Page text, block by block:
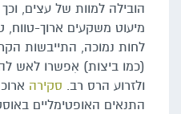
הובילה למוות של עצים,
מיעוט משקעים ארוך-טווח,
לחות נמוכה, התייבשות
(כמו ביצות) אִפשרו לאש
ולזרוע הרס רב. סקירה
התנאים האופטימליים